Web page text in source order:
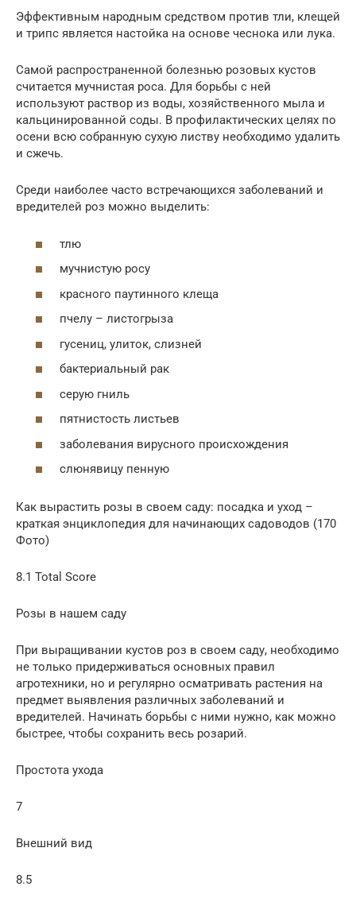
Эффективным народным средством против тли, клещей
и трипс является настойка на основе чеснока или лука.
Самой распространенной болезнью розовых кустов
считается мучнистая роса. Для борьбы с ней
используют раствор из воды, хозяйственного мыла и
кальцинированной соды. В профилактических целях по
осени всю собранную сухую листву необходимо удалить
и сжечь.
Среди наиболее часто встречающихся заболеваний и
вредителей роз можно выделить:
тлю
мучнистую росу
красного паутинного клеща
пчелу – листогрыза
гусениц, улиток, слизней
бактериальный рак
серую гниль
пятнистость листьев
заболевания вирусного происхождения
слюнявицу пенную
Как вырастить розы в своем саду: посадка и уход –
краткая энциклопедия для начинающих садоводов (170
Фото)
8.1 Total Score
Розы в нашем саду
При выращивании кустов роз в своем саду, необходимо
не только придерживаться основных правил
агротехники, но и регулярно осматривать растения на
предмет выявления различных заболеваний и
вредителей. Начинать борьбы с ними нужно, как можно
быстрее, чтобы сохранить весь розарий.
Простота ухода
7
Внешний вид
8.5